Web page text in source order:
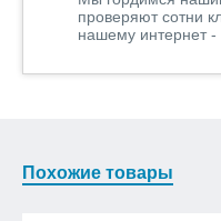
проверяют сотни
нашему интернет -
Похожие товары